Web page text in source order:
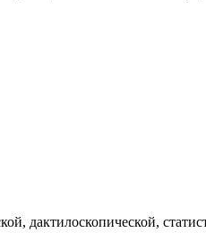
дактилоскопической,